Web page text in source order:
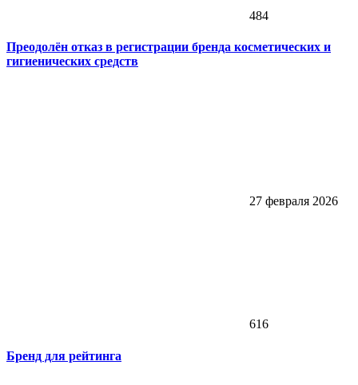
484
Преодолён отказ в регистрации бренда косметических и
гигиенических средств
27 февраля 2026
616
Бренд для рейтинга